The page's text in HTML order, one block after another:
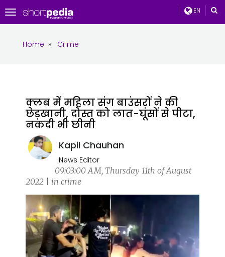
EN
Toggle
navigation
Home » Crime
क्लब में महिला संग बाउंसरों ने की
छेड़खानी, दोस्त को लात-घूंसों से पीटा,
नकदी भी छीनी
Kapil Chauhan
News Editor
09:03:00 AM, Thursday 11th of August
2022 | in crime